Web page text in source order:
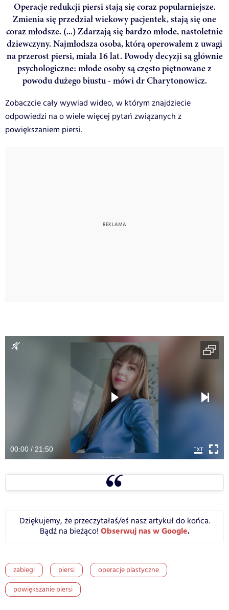
Operacje redukcji piersi stają się coraz popularniejsze.
Zmienia się przedział wiekowy pacjentek, stają się one
coraz młodsze. (...) Zdarzają się bardzo młode, nastoletnie
dziewczyny. Najmłodsza osoba, którą operowałem z uwagi
na przerost piersi, miała 16 lat. Powody decyzji są głównie
psychologiczne: młode osoby są często piętnowane z
powodu dużego biustu - mówi dr Charytonowicz.
Zobaczcie cały wywiad wideo, w którym znajdziecie
odpowiedzi na o wiele więcej pytań związanych z
powiększaniem piersi.
00:00 / 21:50
Dziękujemy, że przeczytałaś/eś nasz artykuł do końca.
Bądź na bieżąco! Obserwuj nas w Google.
zabiegi piersi
operacje plastyczne
powiększanie piersi